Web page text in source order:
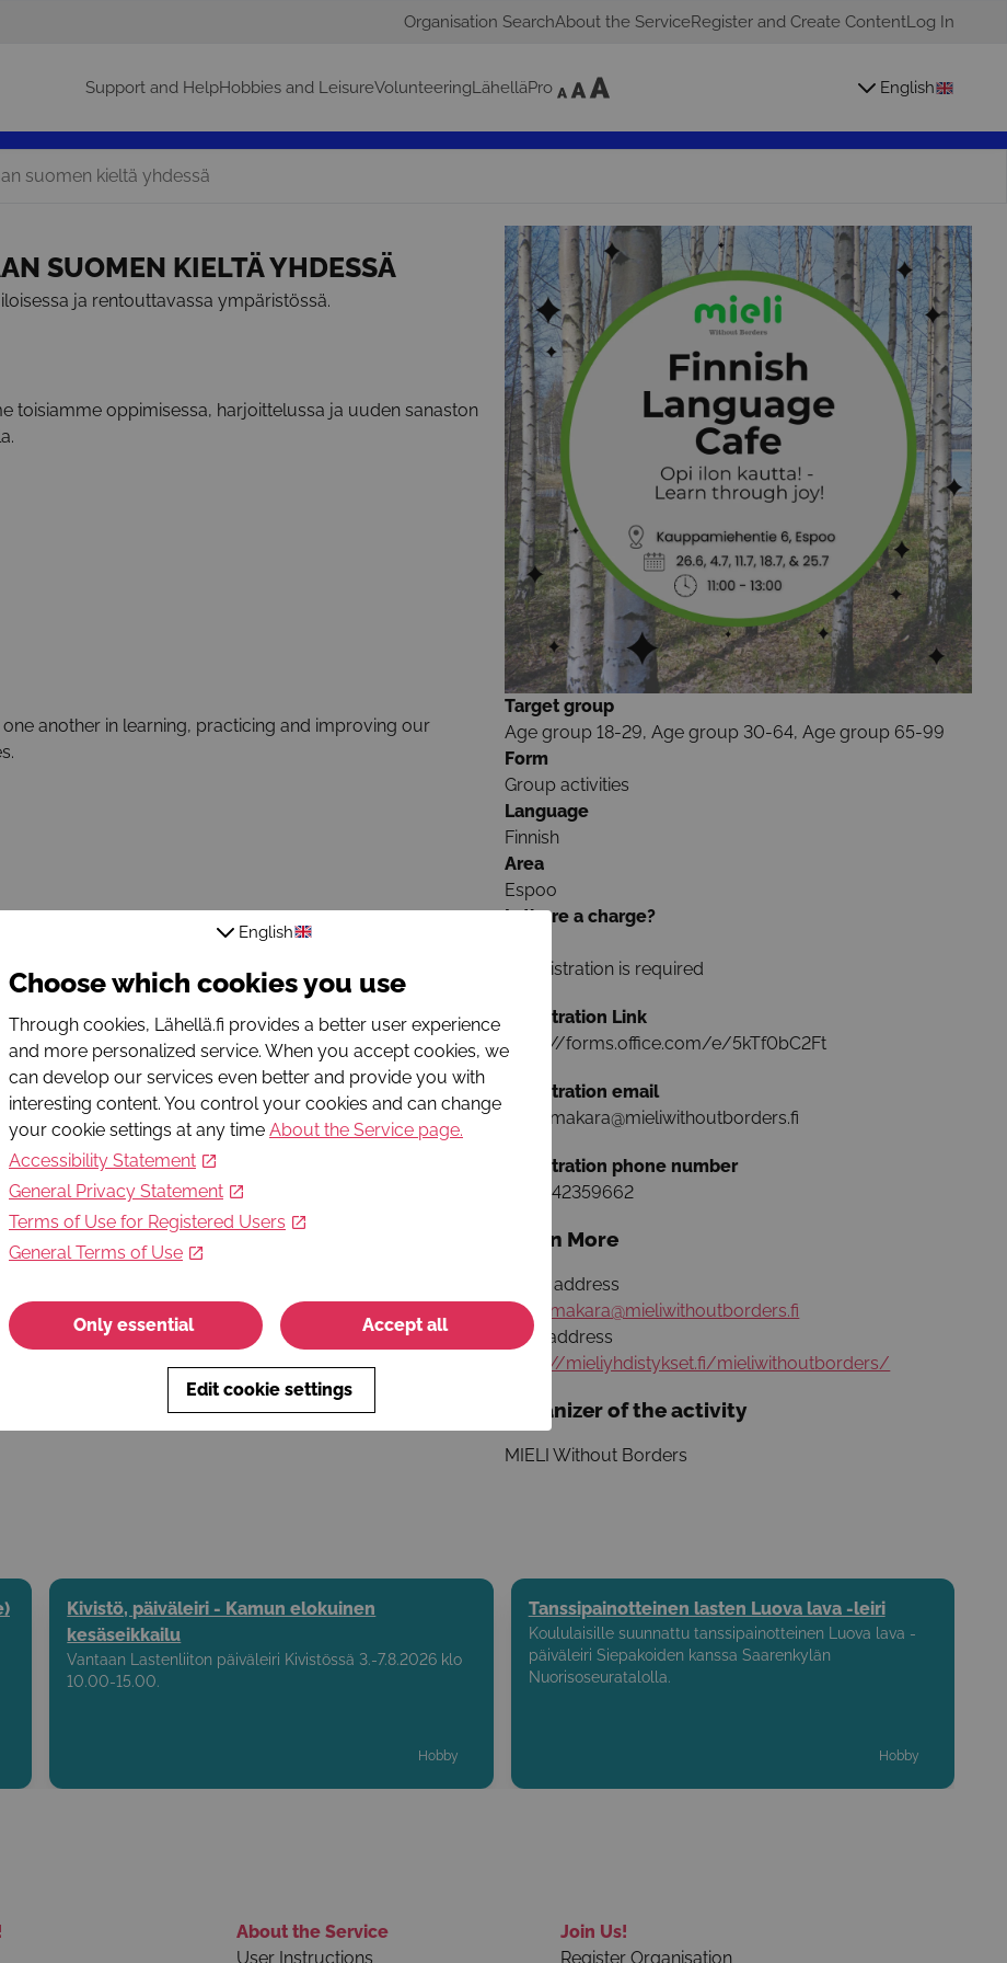
Organisation SearchAbout the ServiceRegister and Create ContentLog In
Support and HelpHobbies and LeisureVolunteeringLähelläPro English
suomen kieltä yhdessä
SUOMEN KIELTÄ YHDESSÄ
ja rentouttavassa ympäristössä.
toisiamme oppimisessa, harjoittelussa ja uuden sanaston
another in learning, practicing and improving our
Target group
Age group 18-29, Age group 30-64, Age group 65-99
Form
Group activities
Language
Finnish
Area
Espoo
Is there a charge?
Registration is required
Registration Link
https://forms.office.com/e/5kTf0bC2Ft
Registration email
hope.makara@mieliwithoutborders.fi
Registration phone number
+358442359662
Learn More
Email address
hope.makara@mieliwithoutborders.fi
Web address
https://mieliyhdistykset.fi/mieliwithoutborders/
Organizer of the activity
MIELI Without Borders
Kivistö, päiväleiri - Kamun elokuinen
kesäseikkailu
Vantaan Lastenliiton päiväleiri Kivistössä 3.-7.8.2026 klo
10.00-15.00.
Hobby
Tanssipainotteinen lasten Luova lava -leiri
Koululaisille suunnattu tanssipainotteinen Luova lava -
päiväleiri Siepakoiden kanssa Saarenkylän
Nuorisoseuratalolla.
Hobby
About the Service
User Instructions
Join Us!
Register Organisation
English
Choose which cookies you use
Through cookies, Lähellä.fi provides a better user experience
and more personalized service. When you accept cookies, we
can develop our services even better and provide you with
interesting content. You control your cookies and can change
your cookie settings at any time About the Service page.
Accessibility Statement
General Privacy Statement
Terms of Use for Registered Users
General Terms of Use
Only essential Accept all
Edit cookie settings